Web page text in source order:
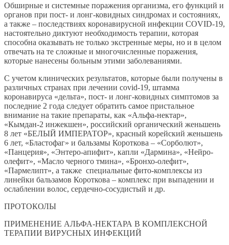
Обширные и системные поражения организма, его функций и
органов при пост- и лонг-ковидных синдромах и состояниях,
а также – последствиях коронавирусной инфекции COVID-19,
настоятельно диктуют необходимость терапии, которая
способна оказывать не только экстренные меры, но и в целом
отвечать на те сложные и многочисленные поражения,
которые нанесены больным этими заболеваниями.
С учетом клинических результатов, которые были получены в
различных странах при лечении covid-19, штамма
коронавируса «дельта», пост- и лонг-ковидных симптомов за
последние 2 года следует обратить самое пристальное
внимание на такие препараты, как «Альфа-нектар»,
«Кымдан-2 инжекшен», российский органический женьшень
8 лет «БЕЛЫЙ ИМПЕРАТОР», красный корейский женьшень
6 лет, «Бластофаг» и бальзамы Короткова – «Сорболют»,
«Панцерия», «Энтеро-апифит», капли «Дармина», «Нейро-
олефит», «Масло черного тмина», «Бронхо-олефит»,
«Пармелипт», а также специальные фито-комплексы из
линейки бальзамов Короткова – комплекс при выпадении и
ослаблении волос, сердечно-сосудистый и др.
ПРОТОКОЛЫ
ПРИМЕНЕНИЕ АЛЬФА-НЕКТАРА В КОМПЛЕКСНОЙ
ТЕРАПИИ ВИРУСНЫХ ИНФЕКЦИЙ